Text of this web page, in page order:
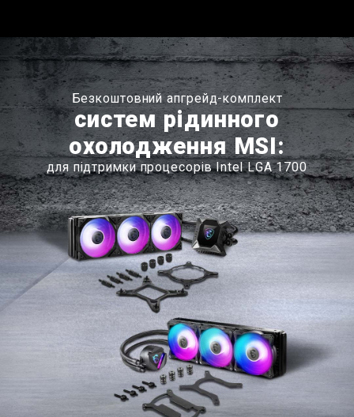
Безкоштовний апгрейд-комплект
систем рідинного
охолодження MSI:
для підтримки процесорів Intel LGA 1700